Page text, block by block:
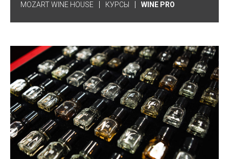
MOZART WINE HOUSE КУРСЫ WINE PRO